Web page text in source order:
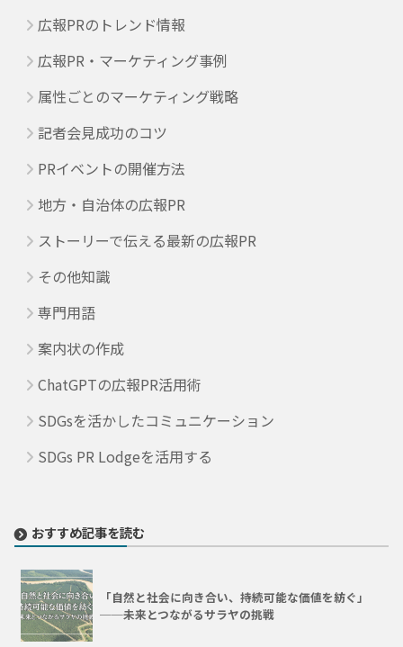
広報PRのトレンド情報
広報PR・マーケティング事例
属性ごとのマーケティング戦略
記者会見成功のコツ
PRイベントの開催方法
地方・自治体の広報PR
ストーリーで伝える最新の広報PR
その他知識
専門用語
案内状の作成
ChatGPTの広報PR活用術
SDGsを活かしたコミュニケーション
SDGs PR Lodgeを活用する
おすすめ記事を読む
「自然と社会に向き合い、持続可能な価値を紡ぐ」
──未来とつながるサラヤの挑戦